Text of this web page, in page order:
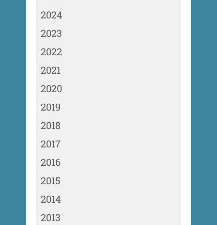
2024
2023
2022
2021
2020
2019
2018
2017
2016
2015
2014
2013